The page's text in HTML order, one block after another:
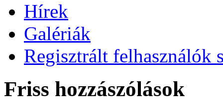
Hírek
Galériák
Regisztrált felhasználók
Friss hozzászólások